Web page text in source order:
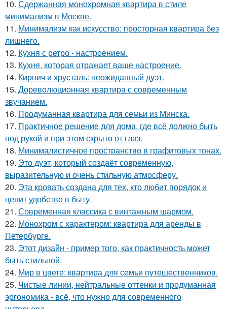
10. Сдержанная монохромная квартира в стиле
минимализм в Москве.
11. Минимализм как искусство: просторная квартира без
лишнего.
12. Кухня с ретро - настроением.
13. Кухня, которая отражает ваше настроение.
14. Кирпич и хрусталь: неожиданный дуэт.
15. Дореволюционная квартира с современным
звучанием.
16. Продуманная квартира для семьи из Минска.
17. Практичное решение для дома, где всё должно быть
под рукой и при этом скрыто от глаз.
18. Минималистичное пространство в графитовых тонах.
19. Это дуэт, который создаёт современную,
выразительную и очень стильную атмосферу.
20. Эта кровать создана для тех, кто любит порядок и
ценит удобство в быту.
21. Современная классика с винтажным шармом.
22. Монохром с характером: квартира для аренды в
Петербурге.
23. Этот дизайн - пример того, как практичность может
быть стильной.
24. Мир в цвете: квартира для семьи путешественников.
25. Чистые линии, нейтральные оттенки и продуманная
эргономика - всё, что нужно для современного